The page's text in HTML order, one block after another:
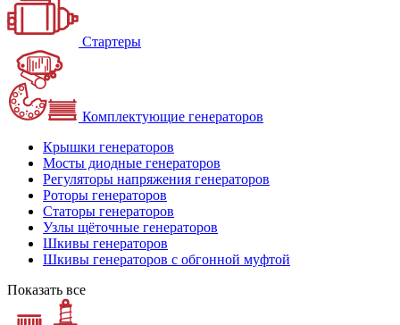
Стартеры
Комплектующие генераторов
Крышки генераторов
Мосты диодные генераторов
Регуляторы напряжения генераторов
Роторы генераторов
Статоры генераторов
Узлы щёточные генераторов
Шкивы генераторов
Шкивы генераторов с обгонной муфтой
Показать все